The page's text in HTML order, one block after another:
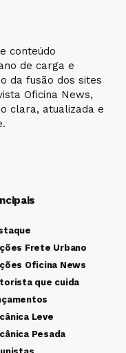
conteúdo
de carga e
da fusão dos sites
Oficina News,
clara, atualizada e
Frete Urbano
Oficina News
que cuida
Leve
Pesada